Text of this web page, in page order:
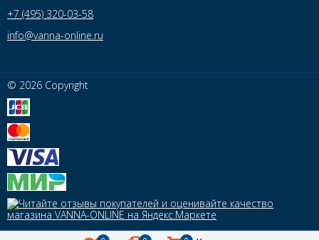
+7 (495) 320-03-58
info@vanna-online.ru
© 2026 Copyright